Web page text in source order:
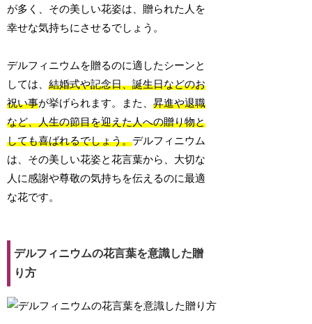
が多く、その美しい花姿は、贈られた人を
幸せな気持ちにさせるでしょう。
デルフィニウムを贈るのに適したシーンと
しては、結婚式や記念日、誕生日などのお
祝い事が挙げられます。また、昇進や退職
など、人生の節目を迎えた人への贈り物と
しても喜ばれるでしょう。デルフィニウム
は、その美しい花姿と花言葉から、大切な
人に感謝や尊敬の気持ちを伝えるのに最適
な花です。
デルフィニウムの花言葉を意識した贈
り方